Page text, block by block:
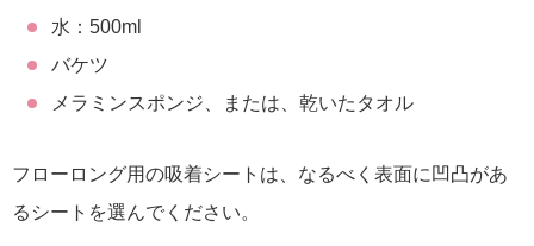
水：500ml
バケツ
メラミンスポンジ、または、乾いたタオル
フローロング用の吸着シートは、なるべく表面に凹凸があ
るシートを選んでください。